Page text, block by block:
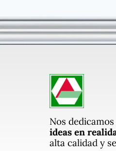
Nos dedicamos
ideas en
alta calidad y